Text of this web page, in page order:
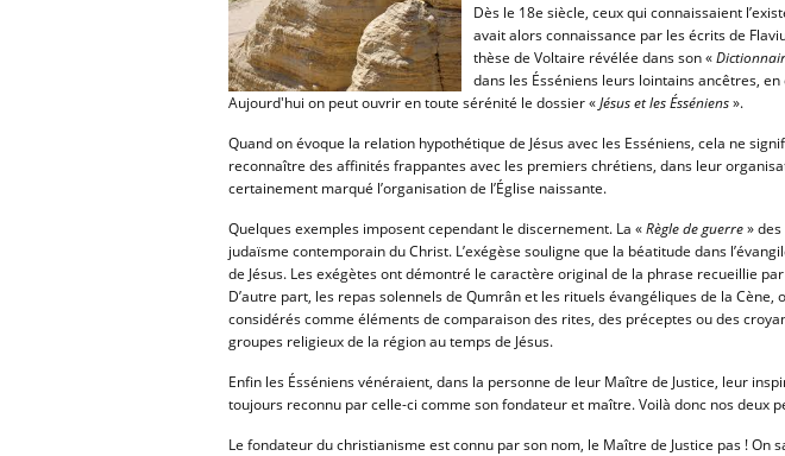
Dès le 18e siècle, ceux qui connaissaient
avait alors connaissance par les écrits de
thèse de Voltaire révélée dans son «
dans les Ésséniens leurs lointains ancêtres,
Aujourd'hui on peut ouvrir en toute sérénité le dossier «Jésus et les Ésséniens».
Quand on évoque la relation hypothétique de Jésus avec les Esséniens, cela ne
reconnaître des affinités frappantes avec les premiers chrétiens, dans leur
certainement marqué l’organisation de l’Église naissante.
Quelques exemples imposent cependant le discernement. La «Règle de guerre»
judaïsme contemporain du Christ. L’exégèse souligne que la béatitude dans
de Jésus. Les exégètes ont démontré le caractère original de la phrase recueillie par
D’autre part, les repas solennels de Qumrân et les rituels évangéliques de la
considérés comme éléments de comparaison des rites, des préceptes ou des
groupes religieux de la région au temps de Jésus.
Enfin les Ésséniens vénéraient, dans la personne de leur Maître de Justice, leur
toujours reconnu par celle-ci comme son fondateur et maître. Voilà donc nos
Le fondateur du christianisme est connu par son nom, le Maître de Justice pas ! On